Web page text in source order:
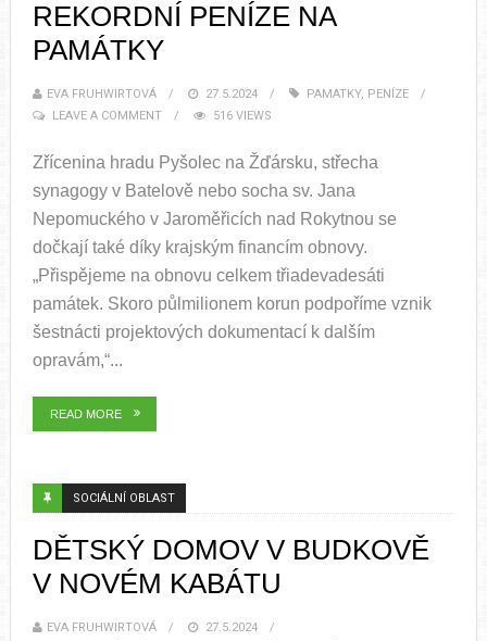
REKORDNÍ PENÍZE NA
PAMÁTKY
EVA FRUHWIRTOVÁ 27.5.2024 PAMATKY, PENÍZE
LEAVE A COMMENT
516 VIEWS
Zřícenina hradu Pyšolec na Žďársku, střecha
synagogy v Batelově nebo socha sv. Jana
Nepomuckého v Jaroměřicích nad Rokytnou se
dočkají také díky krajským financím obnovy.
„Přispějeme na obnovu celkem třiadevadesáti
památek. Skoro půlmilionem korun podpoříme vznik
šestnácti projektových dokumentací k dalším
opravám,“...
READ MORE
SOCIÁLNÍ OBLAST
DĚTSKÝ DOMOV V BUDKOVĚ
V NOVÉM KABÁTU
EVA FRUHWIRTOVÁ
27.5.2024